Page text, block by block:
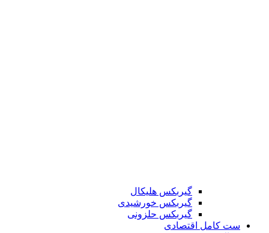
گیربکس هلیکال
گیربکس خورشیدی
گیربکس حلزونی
ست کامل اقتصادی